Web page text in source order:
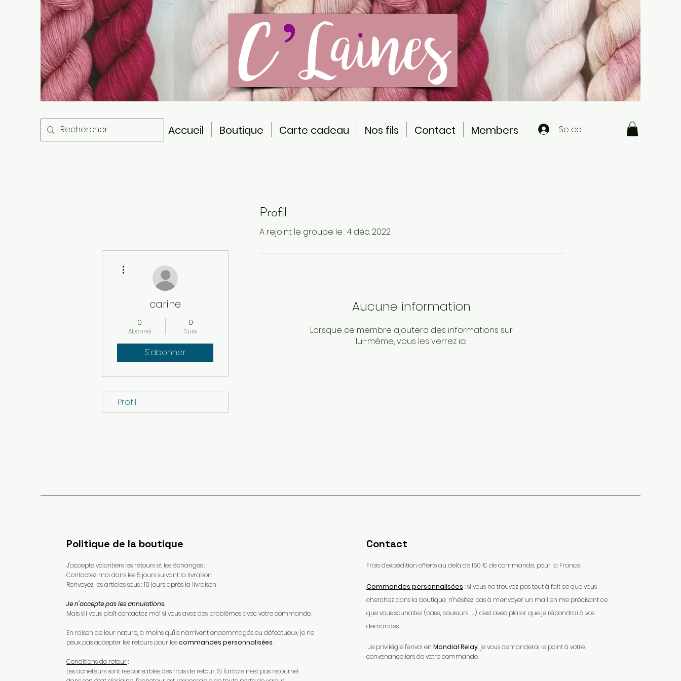
Accueil Boutique Carte cadeau Nos fils Contact Members Se connecter
Profil
A rejoint le groupe le : 4 déc. 2022
Aucune information
Lorsque ce membre ajoutera des informations sur
lui-même, vous les verrez ici.
carine
0
Abonné
0
Suivi
S'abonner
Profil
Politique de la boutique
J'accepte volontiers les retours et les échanges :
Contactez moi dans les 5 jours suivant la livraison
Renvoyez les articles sous : 10 jours après la livraison
Je n'accepte pas les annulations.
Mais s'il vous plaît contactez moï si vous avez des problèmes avec votre commande.​
En raison de leur nature, à moins qu'ils n'arrivent endommagés ou défectueux, je ne
peux pas accepter les retours pour lescommandes personnalisées.​
Conditions de retour:
Les acheteurs sont responsables des frais de retour. Si l'article n'est pas retourné
Contact
Frais d'expédition offerts au delà de 150 € de commande. pour la France .
Commandes personnalisées : si vous ne trouvez pas tout à fait ce que vous
cherchez dans la boutique, n'hésitez pas à m'envoyer un mail en me précisant ce
que vous souhaitez (base, couleurs , …), c'est avec plaisir que je répondrai à vos
demandes.
Je privilégie l'envoi en Mondial Relay, je vous demanderai le point à votre
convenance lors de votre commande.